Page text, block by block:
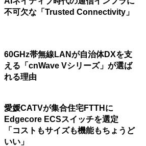
不可欠な「Trusted Connectivity」
60GHz帯無線LANが自治体DXを支
える「cnWave Vシリーズ」が選ば
れる理由
愛媛CATVが集合住宅FTTHに
Edgecore ECSスイッチを選定
「コストもサイズも機能もちょうど
いい」